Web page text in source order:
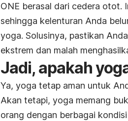
ONE berasal dari cedera otot.
sehingga kelenturan Anda
yoga. Solusinya, pastikan
ekstrem dan malah
Jadi, apakah
Ya, yoga tetap aman untuk
Akan tetapi, yoga memang
orang dengan berbagai